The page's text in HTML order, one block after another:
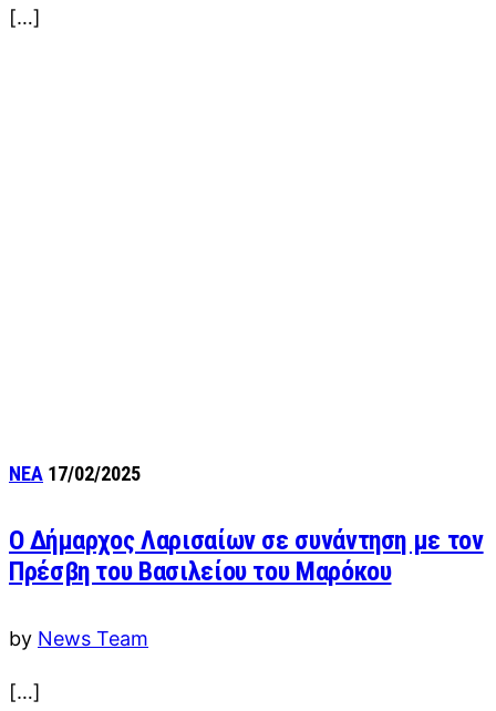
[…]
ΝΕΑ 17/02/2025
O Δήμαρχος Λαρισαίων σε συνάντηση με τον
Πρέσβη του Βασιλείου του Μαρόκου
by News Team
[…]